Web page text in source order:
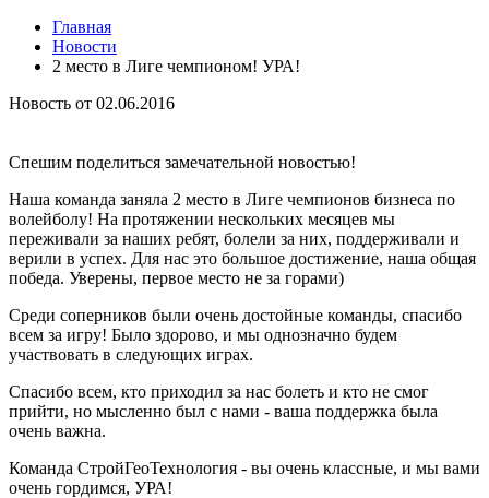
Главная
Новости
2 место в Лиге чемпионом! УРА!
Новость от 02.06.2016
Спешим поделиться замечательной новостью!
Наша команда заняла 2 место в Лиге чемпионов бизнеса по
волейболу! На протяжении нескольких месяцев мы
переживали за наших ребят, болели за них, поддерживали и
верили в успех. Для нас это большое достижение, наша общая
победа. Уверены, первое место не за горами)
Среди соперников были очень достойные команды, спасибо
всем за игру! Было здорово, и мы однозначно будем
участвовать в следующих играх.
Спасибо всем, кто приходил за нас болеть и кто не смог
прийти, но мысленно был с нами - ваша поддержка была
очень важна.
Команда СтройГеоТехнология - вы очень классные, и мы вами
очень гордимся, УРА!